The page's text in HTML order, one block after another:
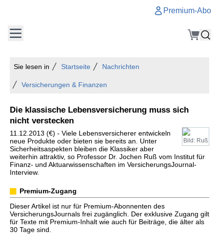
Premium-Abo
Sie lesen in Startseite Nachrichten
Versicherungen & Finanzen
Die klassische Lebensversicherung muss sich
nicht verstecken
Bild: Ruß
11.12.2013 (€) - Viele Lebensversicherer entwickeln
neue Produkte oder bieten sie bereits an. Unter
Sicherheitsaspekten bleiben die Klassiker aber
weiterhin attraktiv, so Professor Dr. Jochen Ruß vom Institut für
Finanz- und Aktuarwissenschaften im VersicherungsJournal-
Interview.
Premium-Zugang
Dieser Artikel ist nur für Premium-Abonnenten des
VersicherungsJournals frei zugänglich. Der exklusive Zugang gilt
für Texte mit Premium-Inhalt wie auch für Beiträge, die älter als
30 Tage sind.